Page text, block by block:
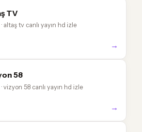
TV
altaş tv canlı yayın hd izle
→
58
vizyon 58 canlı yayın hd izle
→